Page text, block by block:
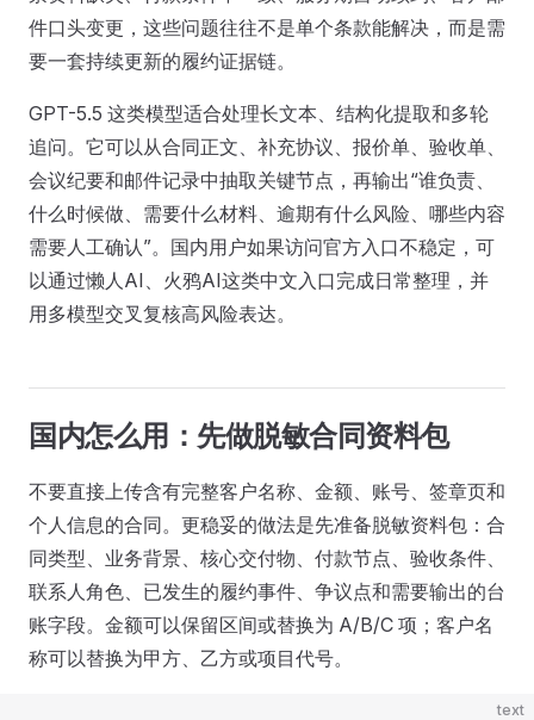
件口头变更，这些问题往往不是单个条款能解决，而是需
要一套持续更新的履约证据链。
GPT-5.5 这类模型适合处理长文本、结构化提取和多轮
追问。它可以从合同正文、补充协议、报价单、验收单、
会议纪要和邮件记录中抽取关键节点，再输出“谁负责、
什么时候做、需要什么材料、逾期有什么风险、哪些内容
需要人工确认”。国内用户如果访问官方入口不稳定，可
以通过懒人AI、火鸦AI这类中文入口完成日常整理，并
用多模型交叉复核高风险表达。
国内怎么用：先做脱敏合同资料包
不要直接上传含有完整客户名称、金额、账号、签章页和
个人信息的合同。更稳妥的做法是先准备脱敏资料包：合
同类型、业务背景、核心交付物、付款节点、验收条件、
联系人角色、已发生的履约事件、争议点和需要输出的台
账字段。金额可以保留区间或替换为 A/B/C 项；客户名
称可以替换为甲方、乙方或项目代号。
text